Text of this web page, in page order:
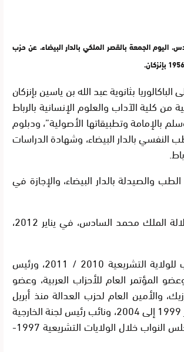
اليوم الجمعة بالقصر الملكي بالدار البيضاء، عن حزب
بثانوية عبد الله بن ياسين بإنزكان
من كلية الآداب والعلوم الإنسانية بالرباط
بالإمامة وتطبيقاتها الأصولية”، ودبلوم
بالمركز الجامعي للطب النفسي بالدار البيضاء، وشهادة الدراسات
في الطب العام سنة 1986 بكلية الطب والصيدلة بالدار البيضاء، والإجازة في
وتقلد السيد العثماني عددا من المسؤوليات، حيث عينه جلالة الملك محمد السادس، في يناير 2012،
كما تولى السيد العثماني منصب نائب رئيس مجلس النواب للولاية التشريعية 2010 / 2011، ورئيس
الوطني لحزب العدالة والتنمية منذ سنة 2008، وعضو المؤتمر العام للأحزاب العربية، وعضو
والأمين العام لحزب العدالة منذ أبريل
2004 إلى يوليوز 2008، ونائب الأمين العام للحزب منذ دجنبر 1999 إلى 2004، ونائب رئيس لجنة الخارجية
والدفاع الوطني بمجلس النواب (2001 / 2002) وعضو بمجلس النواب خلال الولايات التشريعية 1997-